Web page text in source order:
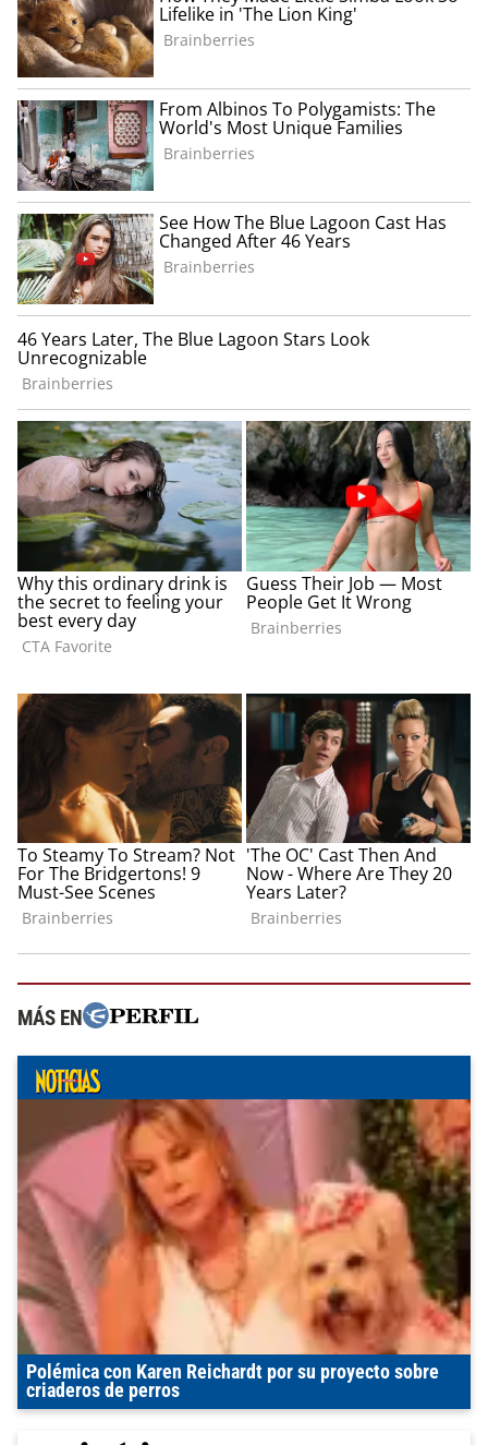
MÁS EN
Polémica con Karen Reichardt por su proyecto sobre
criaderos de perros